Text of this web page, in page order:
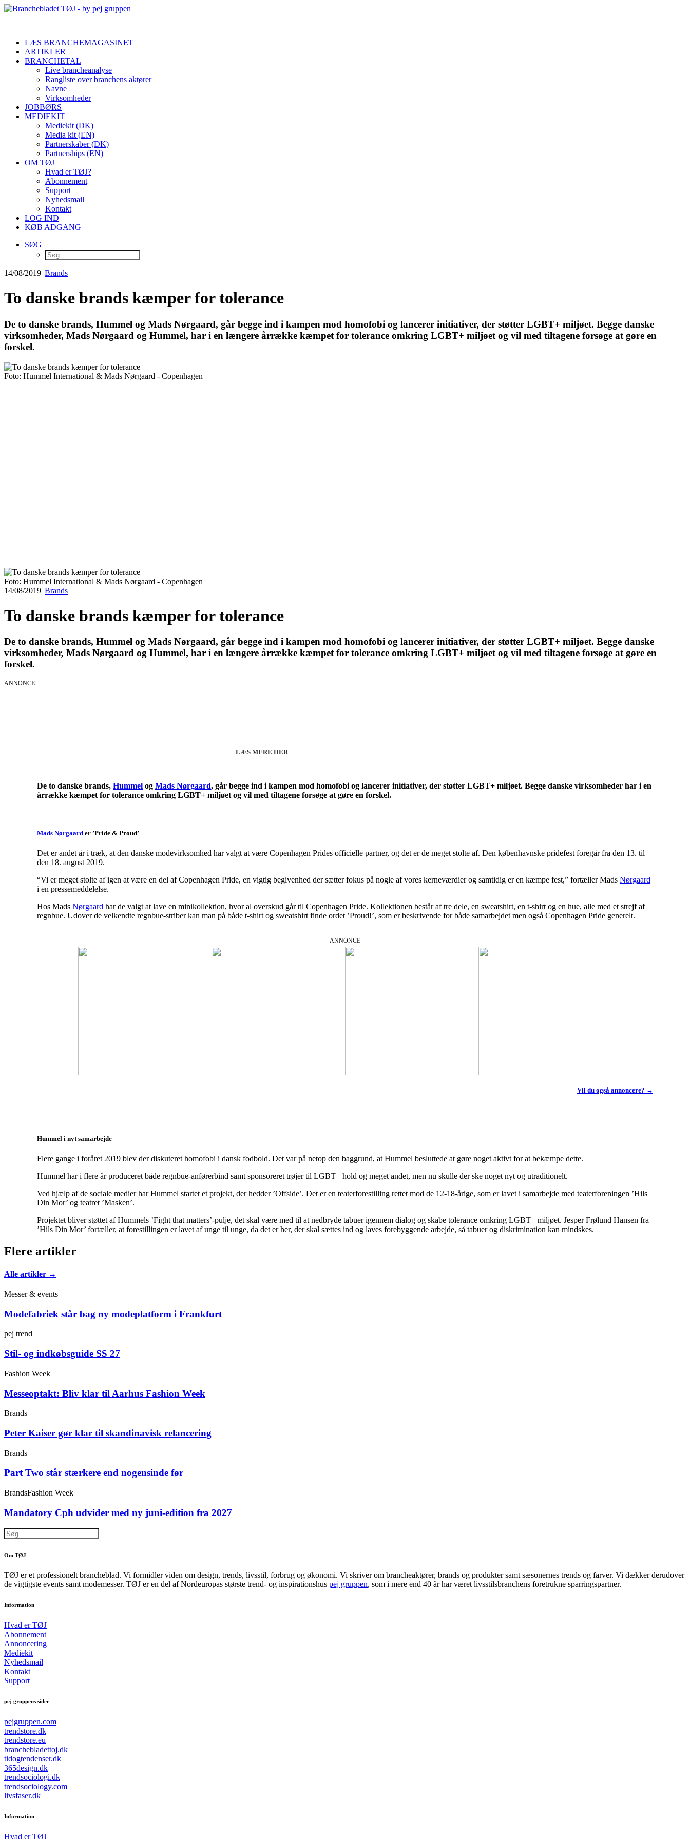
LÆS BRANCHEMAGASINET
ARTIKLER
BRANCHETAL
Live brancheanalyse
Rangliste over branchens aktører
Navne
Virksomheder
JOBBØRS
MEDIEKIT
Mediekit (DK)
Media kit (EN)
Partnerskaber (DK)
Partnerships (EN)
OM TØJ
Hvad er TØJ?
Abonnement
Support
Nyhedsmail
Kontakt
LOG IND
KØB ADGANG
SØG
14/08/2019| Brands
To danske brands kæmper for tolerance
De to danske brands, Hummel og Mads Nørgaard, går begge ind i kampen mod homofobi og lancerer initiativer, der støtter LGBT+ miljøet. Begge danske
virksomheder, Mads Nørgaard og Hummel, har i en længere årrække kæmpet for tolerance omkring LGBT+ miljøet og vil med tiltagene forsøge at gøre en
forskel.
Foto: Hummel International & Mads Nørgaard - Copenhagen
Foto: Hummel International & Mads Nørgaard - Copenhagen
14/08/2019| Brands
To danske brands kæmper for tolerance
De to danske brands, Hummel og Mads Nørgaard, går begge ind i kampen mod homofobi og lancerer initiativer, der støtter LGBT+ miljøet. Begge danske
virksomheder, Mads Nørgaard og Hummel, har i en længere årrække kæmpet for tolerance omkring LGBT+ miljøet og vil med tiltagene forsøge at gøre en
forskel.
ANNONCE
LÆS MERE HER
De to danske brands, Hummel og Mads Nørgaard, går begge ind i kampen mod homofobi og lancerer initiativer, der støtter LGBT+ miljøet. Begge danske virksomheder har i en
årrække kæmpet for tolerance omkring LGBT+ miljøet og vil med tiltagene forsøge at gøre en forskel.
Mads Nørgaard er ’Pride & Proud’
Det er andet år i træk, at den danske modevirksomhed har valgt at være Copenhagen Prides officielle partner, og det er de meget stolte af. Den københavnske pridefest foregår fra den 13. til
den 18. august 2019.
“Vi er meget stolte af igen at være en del af Copenhagen Pride, en vigtig begivenhed der sætter fokus på nogle af vores kerneværdier og samtidig er en kæmpe fest,” fortæller Mads Nørgaard
i en pressemeddelelse.
Hos Mads Nørgaard har de valgt at lave en minikollektion, hvor al overskud går til Copenhagen Pride. Kollektionen består af tre dele, en sweatshirt, en t-shirt og en hue, alle med et strejf af
regnbue. Udover de velkendte regnbue-striber kan man på både t-shirt og sweatshirt finde ordet ’Proud!’, som er beskrivende for både samarbejdet men også Copenhagen Pride generelt.
ANNONCE
Vil du også annoncere? →
Hummel i nyt samarbejde
Flere gange i foråret 2019 blev der diskuteret homofobi i dansk fodbold. Det var på netop den baggrund, at Hummel besluttede at gøre noget aktivt for at bekæmpe dette.
Hummel har i flere år produceret både regnbue-anførerbind samt sponsoreret trøjer til LGBT+ hold og meget andet, men nu skulle der ske noget nyt og utraditionelt.
Ved hjælp af de sociale medier har Hummel startet et projekt, der hedder ’Offside’. Det er en teaterforestilling rettet mod de 12-18-årige, som er lavet i samarbejde med teaterforeningen ’Hils
Din Mor’ og teatret ’Masken’.
Projektet bliver støttet af Hummels ’Fight that matters’-pulje, det skal være med til at nedbryde tabuer igennem dialog og skabe tolerance omkring LGBT+ miljøet. Jesper Frølund Hansen fra
’Hils Din Mor’ fortæller, at forestillingen er lavet af unge til unge, da det er her, der skal sættes ind og laves forebyggende arbejde, så tabuer og diskrimination kan mindskes.
Flere artikler
Alle artikler →
Messer & events
Modefabriek står bag ny modeplatform i Frankfurt
pej trend
Stil- og indkøbsguide SS 27
Fashion Week
Messeoptakt: Bliv klar til Aarhus Fashion Week
Brands
Peter Kaiser gør klar til skandinavisk relancering
Brands
Part Two står stærkere end nogensinde før
BrandsFashion Week
Mandatory Cph udvider med ny juni-edition fra 2027
Om TØJ
TØJ er et professionelt brancheblad. Vi formidler viden om design, trends, livsstil, forbrug og økonomi. Vi skriver om brancheaktører, brands og produkter samt sæsonernes trends og farver. Vi dækker derudover
de vigtigste events samt modemesser. TØJ er en del af Nordeuropas største trend- og inspirationshus pej gruppen, som i mere end 40 år har været livsstilsbranchens foretrukne sparringspartner.
Information
Hvad er TØJ
Abonnement
Annoncering
Mediekit
Nyhedsmail
Kontakt
Support
pej gruppens sider
pejgruppen.com
trendstore.dk
trendstore.eu
branchebladettoj.dk
tidogtendenser.dk
365design.dk
trendsociologi.dk
trendsociology.com
livsfaser.dk
Information
Hvad er TØJ